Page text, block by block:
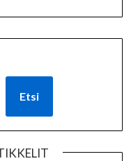
Etsi